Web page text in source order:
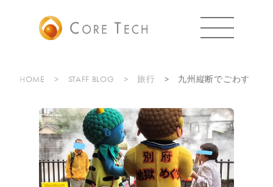
HOME STAFF BLOG 旅行 九州縦断でごわす